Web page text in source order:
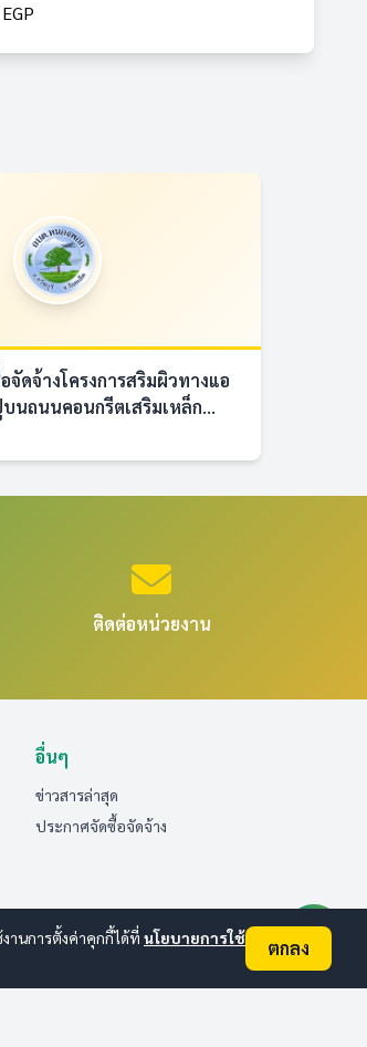
ดจ้างโครงการสริมผิวทางแอ
นถนนคอนกรีตเสริมเหล็ก...
ติดต่อหน่วยงาน
อื่นๆ
ข่าวสารล่าสุด
ประกาศจัดซื้อจัดจ้าง
านการตั้งค่าคุกกี้ได้ที่ นโยบายการใช้
ตกลง